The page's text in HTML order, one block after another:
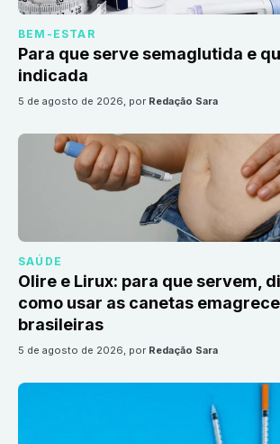
BEM-ESTAR
Para que serve semaglutida e
indicada
5 de agosto de 2026, por Redação Sara
SAÚDE
Olire e Lirux: para que servem,
como usar as canetas
brasileiras
5 de agosto de 2026, por Redação Sara